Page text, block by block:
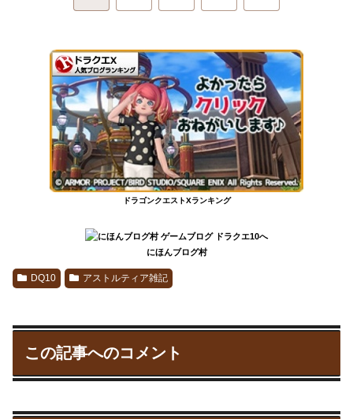
ドラゴンクエストXランキング
にほんブログ村
DQ10 アストルティア雑記
この記事へのコメント